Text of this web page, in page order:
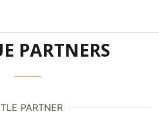
PARTNERS
PARTNER